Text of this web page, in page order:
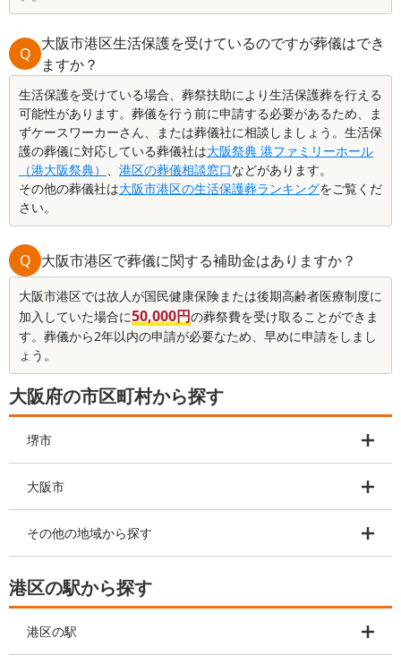
Q
大阪市港区生活保護を受けているのですが葬儀はでき
ますか？
生活保護を受けている場合、葬祭扶助により生活保護葬を行える
可能性があります。葬儀を行う前に申請する必要があるため、ま
ずケースワーカーさん、または葬儀社に相談しましょう。生活保
護の葬儀に対応している葬儀社は大阪祭典 港ファミリーホール
（港大阪祭典） 、 港区の葬儀相談窓口などがあります。
その他の葬儀社は大阪市港区の生活保護葬ランキングをご覧くだ
さい。
Q 大阪市港区で葬儀に関する補助金はありますか？
大阪市港区では故人が国民健康保険または後期高齢者医療制度に
加入していた場合に50,000円の葬祭費を受け取ることができま
す。葬儀から2年以内の申請が必要なため、早めに申請をしまし
ょう。
大阪府の市区町村から探す
堺市
大阪市
その他の地域から探す
港区の駅から探す
港区の駅